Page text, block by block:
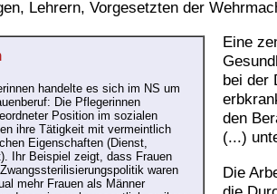
Lehrern, Vorgesetzten der
handelte es sich im NS um
Die Pflegerinnen
Position im sozialen
ihre Tätigkeit mit vermeintlich
Eigenschaften (Dienst,
Ihr Beispiel zeigt, dass Frauen
waren
mehr Frauen als Männer
Eine
bei der
den
(...)
Die